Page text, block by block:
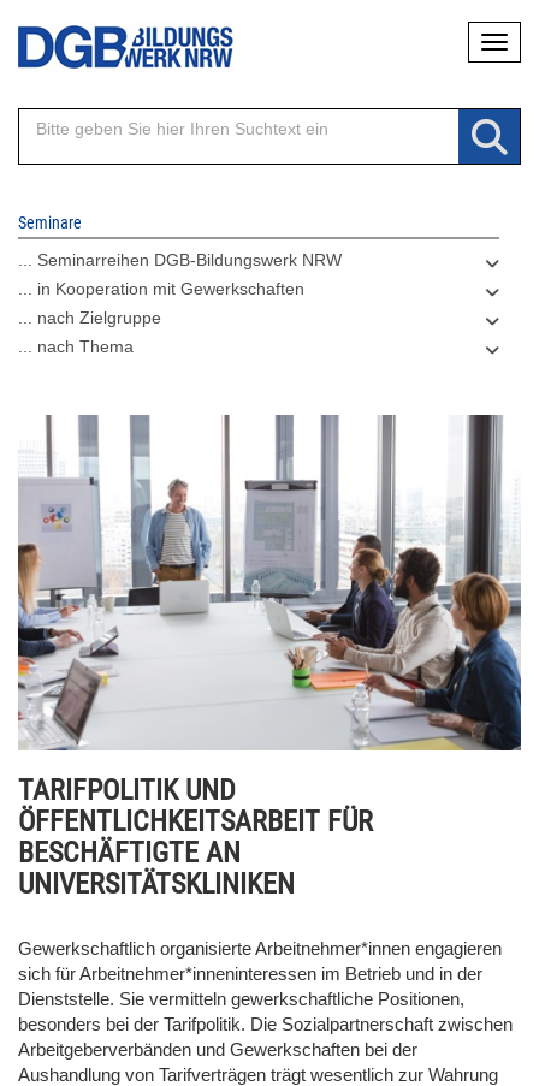
Direkt
Inhalt
Seminare
... Seminarreihen DGB-Bildungswerk NRW
... in Kooperation mit Gewerkschaften
... nach Zielgruppe
... nach Thema
TARIFPOLITIK UND
ÖFFENTLICHKEITSARBEIT FÜR
BESCHÄFTIGTE AN
UNIVERSITÄTSKLINIKEN
Gewerkschaftlich organisierte Arbeitnehmer*innen engagieren
sich für Arbeitnehmer*inneninteressen im Betrieb und in der
Dienststelle. Sie vermitteln gewerkschaftliche Positionen,
besonders bei der Tarifpolitik. Die Sozialpartnerschaft zwischen
Arbeitgeberverbänden und Gewerkschaften bei der
Aushandlung von Tarifverträgen trägt wesentlich zur Wahrung